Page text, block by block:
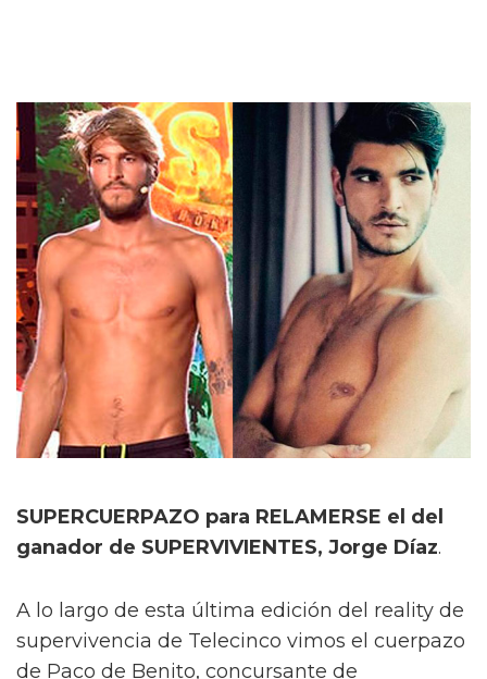
SUPERCUERPAZO para RELAMERSE el del
ganador de SUPERVIVIENTES, Jorge Díaz.
A lo largo de esta última edición del reality de
supervivencia de Telecinco vimos el cuerpazo
de Paco de Benito, concursante de